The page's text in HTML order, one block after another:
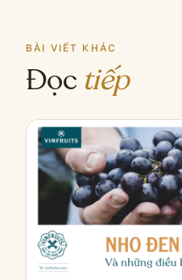
BÀI VIẾT KHÁC
Đọc tiếp